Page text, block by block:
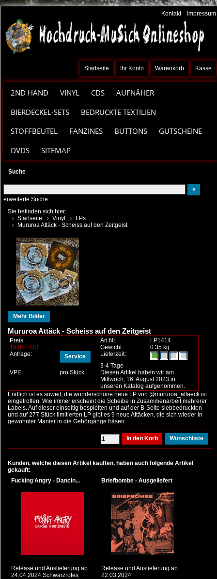
Kontakt Impressum
Kasse
Warenkorb
Ihr Konto
Startseite
2ND HAND VINYL CDS
AUFNÄHER
BIERDECKEL-SETS
BEDRUCKTE TEXTILIEN
STOFFBEUTEL
FANZINES BUTTONS
GUTSCHEINE
DVDS
SITEMAP
Suche
erweiterte Suche
Sie befinden sich hier:
Startseite
Vinyl
LPs
Mururoa Attäck - Scheiss auf den Zeitgeist
Mehr Bilder
Mururoa Attäck - Scheiss auf den Zeitgeist
Preis:
15,00 EUR
Art.Nr.:
LP1414
Gewicht:
0.35 kg
Anfrage:
Service
Lieferzeit:
3-4 Tage
VPE:
pro Stück
Diesen Artikel haben wir am
Mittwoch, 16. August 2023 in
unseren Katalog aufgenommen.
Endlich ist es soweit, die wunderschöne neue LP von @mururoa_attaeck ist
eingetroffen. Wie immer erscheint die Scheibe in Zusammenarbeit mehrerer
Labels. Auf dieser einseitig bespielten und auf der B-Seite siebbedruckten
und auf 277 Stück limitierten LP gibt es 9 neue Attäcken, die sich wieder in
gewohnter Manier in die Gehörgänge fräsen.
Kunden, welche diesen Artikel kauften, haben auch folgende Artikel
gekauft:
Fucking Angry - Dancin...
Release und Auslieferung ab
24.04.2024 Schwarzrotes
Briefbombe - Ausgeliefert
Release und Auslieferung ab
22.03.2024